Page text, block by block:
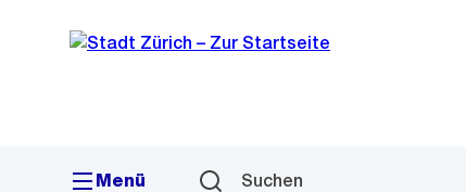
Navigation
Sprunglink
Menü Suchen